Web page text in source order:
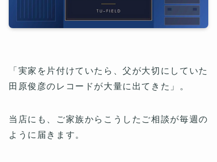
「実家を片付けていたら、父が大切にしていた
田原俊彦のレコードが大量に出てきた」。
当店にも、ご家族からこうしたご相談が毎週の
ように届きます。